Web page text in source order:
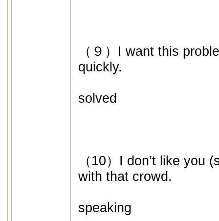
（９）I want this
quickly.
solved
（10）I don’t like you
with that crowd.
speaking